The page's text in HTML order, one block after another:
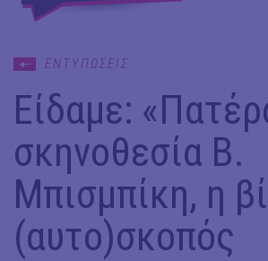
ΕΝΤΥΠΩΣΕΙΣ
Είδαμε:
σκηνοθεσία Β.
Μπισμπίκη, η
(αυτο)σκοπός